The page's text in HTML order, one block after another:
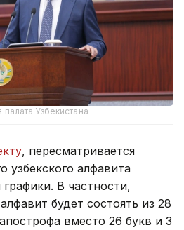
Узбекистана
, пересматривается
узбекского алфавита
В частности,
будет состоять из 28
вместо 26 букв и 3